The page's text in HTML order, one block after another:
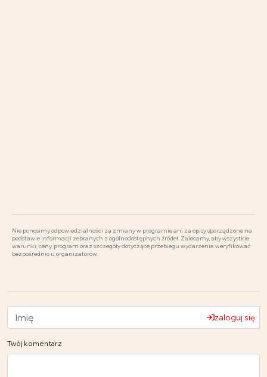
Nie ponosimy odpowiedzialności za zmiany w programie ani za opisy sporządzone na
podstawie informacji zebranych z ogólnodostępnych źródeł. Zalecamy, aby wszystkie
warunki, ceny, program oraz szczegóły dotyczące przebiegu wydarzenia weryfikować
bezpośrednio u organizatorów.
zaloguj się
Twój komentarz